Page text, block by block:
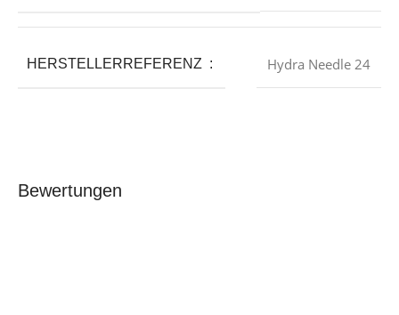
HERSTELLERREFERENZ ‏ : ‎ Hydra Needle 24
Bewertungen